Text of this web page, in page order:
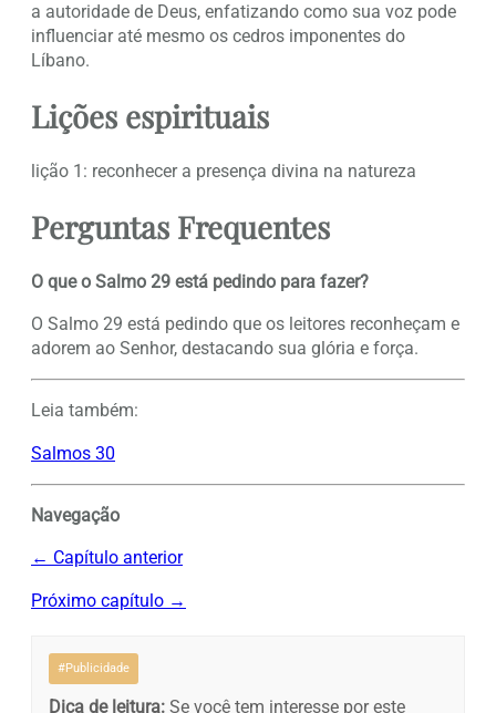
a autoridade de Deus, enfatizando como sua voz pode
influenciar até mesmo os cedros imponentes do
Líbano.
Lições espirituais
lição 1: reconhecer a presença divina na natureza
Perguntas Frequentes
O que o Salmo 29 está pedindo para fazer?
O Salmo 29 está pedindo que os leitores reconheçam e
adorem ao Senhor, destacando sua glória e força.
Leia também:
Salmos 30
Navegação
← Capítulo anterior
Próximo capítulo →
#Publicidade
Dica de leitura: Se você tem interesse por este